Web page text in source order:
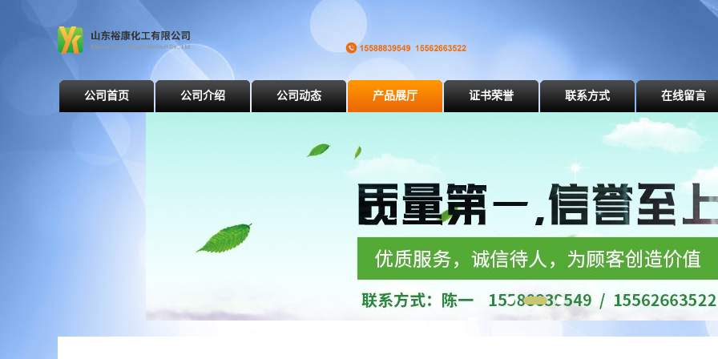
公司首页 公司介绍 公司动态 产品展厅 证书荣誉 联系方式 在线留言